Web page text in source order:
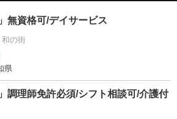
無資格可/デイサービス
の街
県
調理師免許必須/シフト相談可/介護付